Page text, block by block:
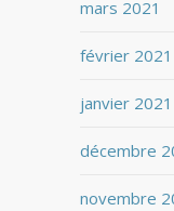
mars 2021
février 2021
janvier 2021
décembre
novembre